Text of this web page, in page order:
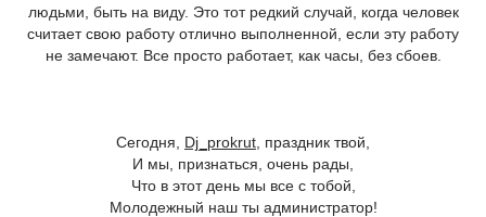
людьми, быть на виду. Это тот редкий случай, когда человек
считает свою работу отлично выполненной, если эту работу
не замечают. Все просто работает, как часы, без сбоев.
Сегодня, Dj_prokrut, праздник твой,
И мы, признаться, очень рады,
Что в этот день мы все с тобой,
Молодежный наш ты администратор!